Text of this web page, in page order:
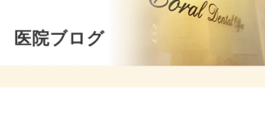
医院ブログ